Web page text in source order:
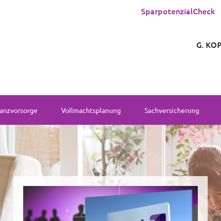
SparpotenzialCheck
G.
Vollmachtsplanung Sachversicherung